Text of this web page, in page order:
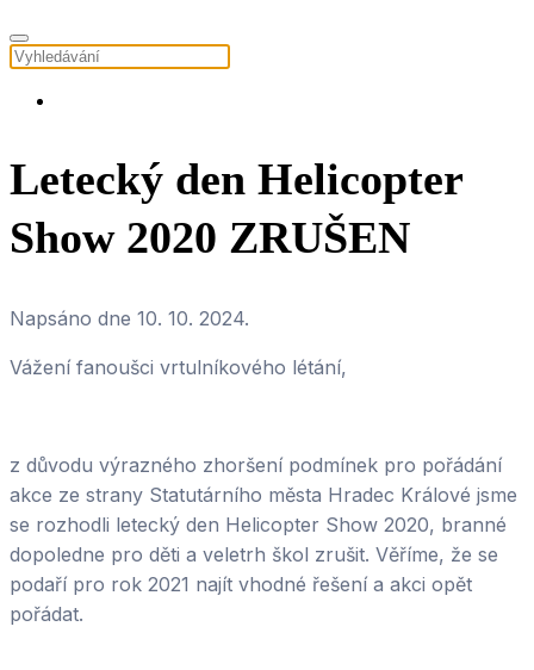
Letecký den Helicopter
Show 2020 ZRUŠEN
Napsáno dne 10. 10. 2024.
Vážení fanoušci vrtulníkového létání,
z důvodu výrazného zhoršení podmínek pro pořádání
akce ze strany Statutárního města Hradec Králové jsme
se rozhodli letecký den Helicopter Show 2020, branné
dopoledne pro děti a veletrh škol zrušit. Věříme, že se
podaří pro rok 2021 najít vhodné řešení a akci opět
pořádat.